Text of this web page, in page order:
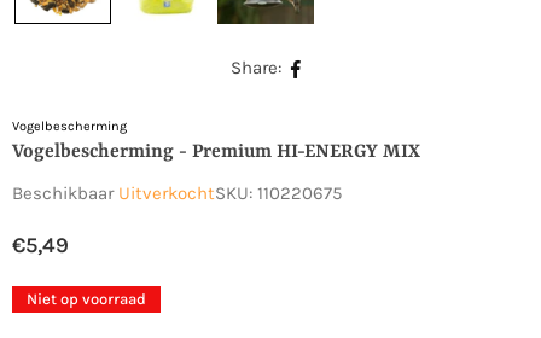
Share:
Vogelbescherming
Vogelbescherming - Premium HI-ENERGY MIX
Beschikbaar UitverkochtSKU: 110220675
Normale
prijs
€5,49
Niet op voorraad